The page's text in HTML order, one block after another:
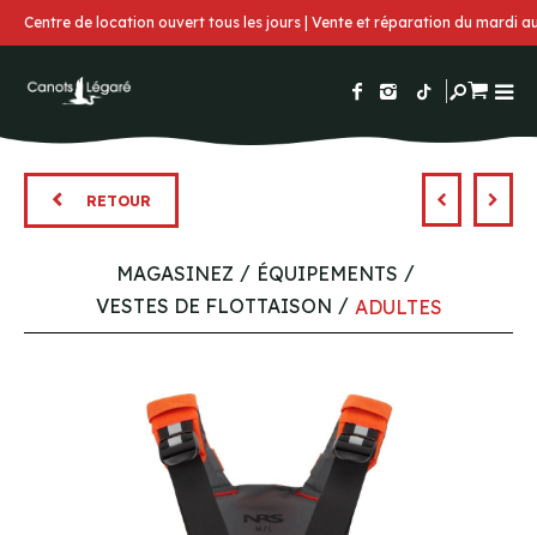
Centre de location ouvert tous les jours | Vente et réparation du mardi
RETOUR
MAGASINEZ
ÉQUIPEMENTS
VESTES DE FLOTTAISON
ADULTES